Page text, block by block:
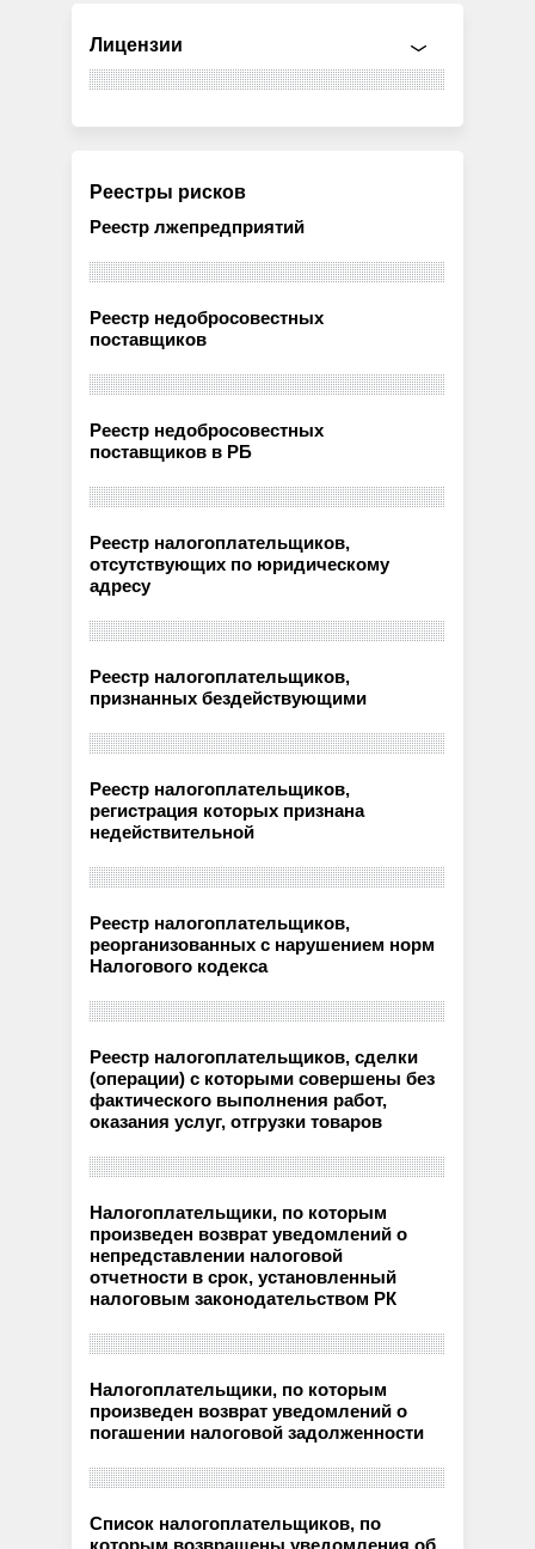
Лицензии
Реестры рисков
Реестр лжепредприятий
Реестр недобросовестных
поставщиков
Реестр недобросовестных
поставщиков в РБ
Реестр налогоплательщиков,
отсутствующих по юридическому
адресу
Реестр налогоплательщиков,
признанных бездействующими
Реестр налогоплательщиков,
регистрация которых признана
недействительной
Реестр налогоплательщиков,
реорганизованных с нарушением норм
Налогового кодекса
Реестр налогоплательщиков, сделки
(операции) с которыми совершены без
фактического выполнения работ,
оказания услуг, отгрузки товаров
Налогоплательщики, по которым
произведен возврат уведомлений о
непредставлении налоговой
отчетности в срок, установленный
налоговым законодательством РК
Налогоплательщики, по которым
произведен возврат уведомлений о
погашении налоговой задолженности
Список налогоплательщиков, по
которым возвращены уведомления об